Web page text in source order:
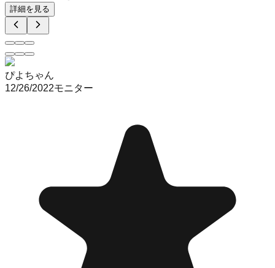
詳細を見る
ぴよちゃん
12/26/2022モニター